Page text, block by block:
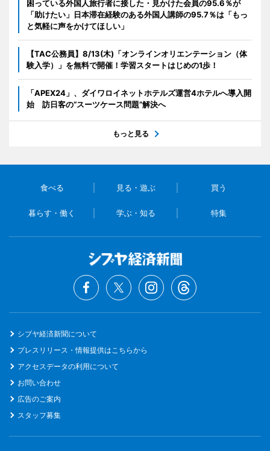
困っている外国人旅行者に接した・見かけた会員の95.6％が
「助けたい」日本滞在経験のある外国人講師の95.7％は「もっ
と気軽に声をかけてほしい」
【TAC公務員】8/13(木)「オンラインオリエンテーション（体
験入学）」を無料で開催！学習スタートはじめの1歩！
「APEX24」、ダイワロイネットホテルズ運営4ホテルへ導入開
始 訪日客の“スーツケース問題”解決へ
もっと見る
食べる 見る・遊ぶ 買う
暮らす・働く 学ぶ・知る 特集
シブヤ経済新聞について
プレスリリース・情報提供はこちらから
アクセスデータの利用について
お問い合わせ
広告のご案内
スタッフ募集